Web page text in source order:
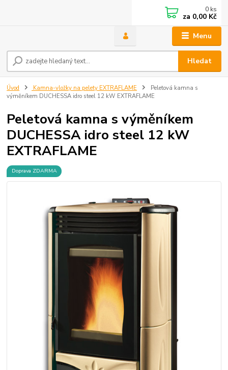
Menu
Hledat
0 ks
za 0,00 Kč
Úvod Kamna-vložky na pelety EXTRAFLAME
Peletová kamna s
výměníkem DUCHESSA idro steel 12 kW EXTRAFLAME
Peletová kamna s výměníkem
DUCHESSA idro steel 12 kW
EXTRAFLAME
Doprava ZDARMA